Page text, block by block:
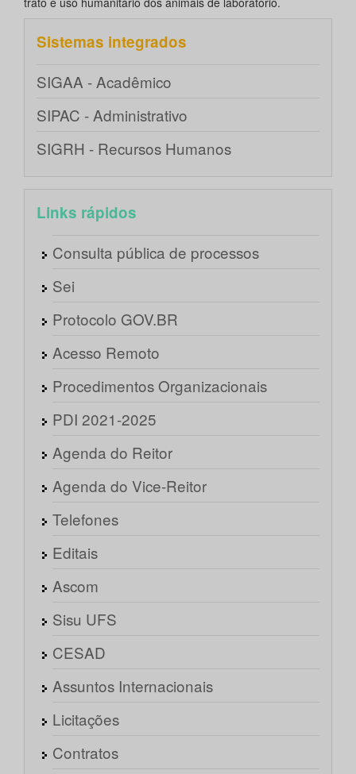
Sistemas integrados
SIGAA - Acadêmico
SIPAC - Administrativo
SIGRH - Recursos Humanos
Links rápidos
Consulta pública de processos
Sei
Protocolo GOV.BR
Acesso Remoto
Procedimentos Organizacionais
PDI 2021-2025
Agenda do Reitor
Agenda do Vice-Reitor
Telefones
Editais
Ascom
Sisu UFS
CESAD
Assuntos Internacionais
Licitações
Contratos